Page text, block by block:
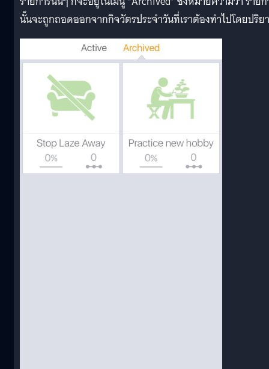
นั้นจะถูกถอดออกจากกิจวัตรประจำวันที่เราต้องทำไปโดยปริย